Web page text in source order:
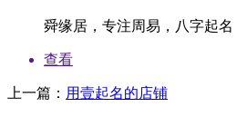
舜缘居，专注周易，八字起名
查看
上一篇： 用壹起名的店铺